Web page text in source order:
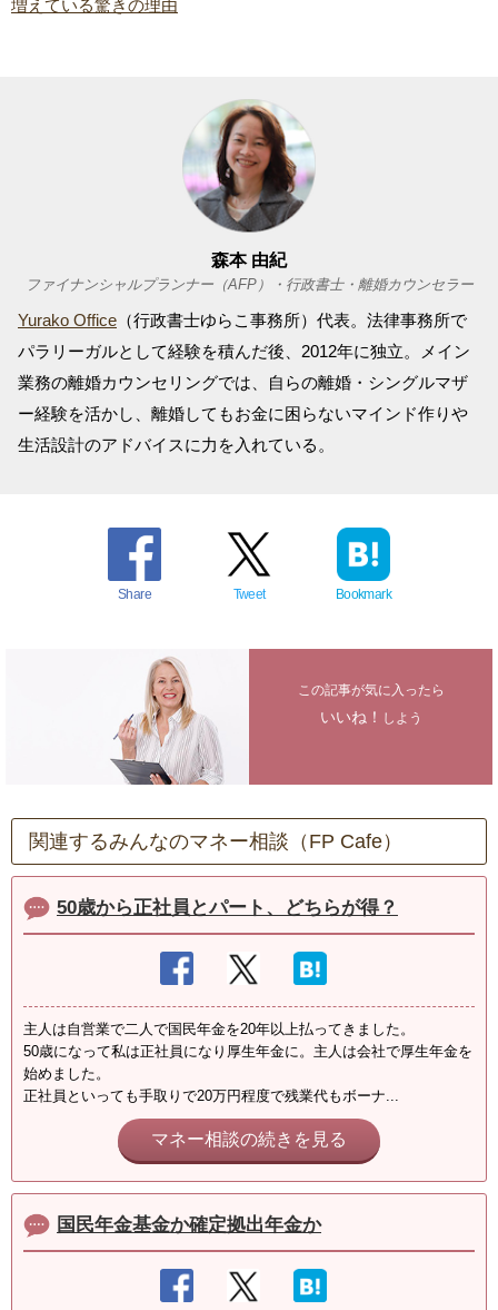
増えている驚きの理由
森本 由紀
ファイナンシャルプランナー（AFP）・行政書士・離婚カウンセラー
Yurako Office （行政書士ゆらこ事務所）代表。法律事務所で
パラリーガルとして経験を積んだ後、2012年に独立。メイン
業務の離婚カウンセリングでは、自らの離婚・シングルマザ
ー経験を活かし、離婚してもお金に困らないマインド作りや
生活設計のアドバイスに力を入れている。
Share Tweet Bookmark
この記事が気に入ったら
いいね！ しよう
関連するみんなのマネー相談（FP Cafe）
50歳から正社員とパート、どちらが得？
主人は自営業で二人で国民年金を20年以上払ってきました。
50歳になって私は正社員になり厚生年金に。主人は会社で厚生年金を
始めました。
正社員といっても手取りで20万円程度で残業代もボーナ...
マネー相談の続きを見る
国民年金基金か確定拠出年金か